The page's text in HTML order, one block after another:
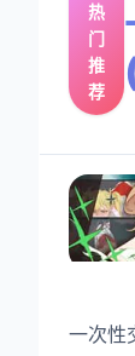
热
门
推
荐
一次性